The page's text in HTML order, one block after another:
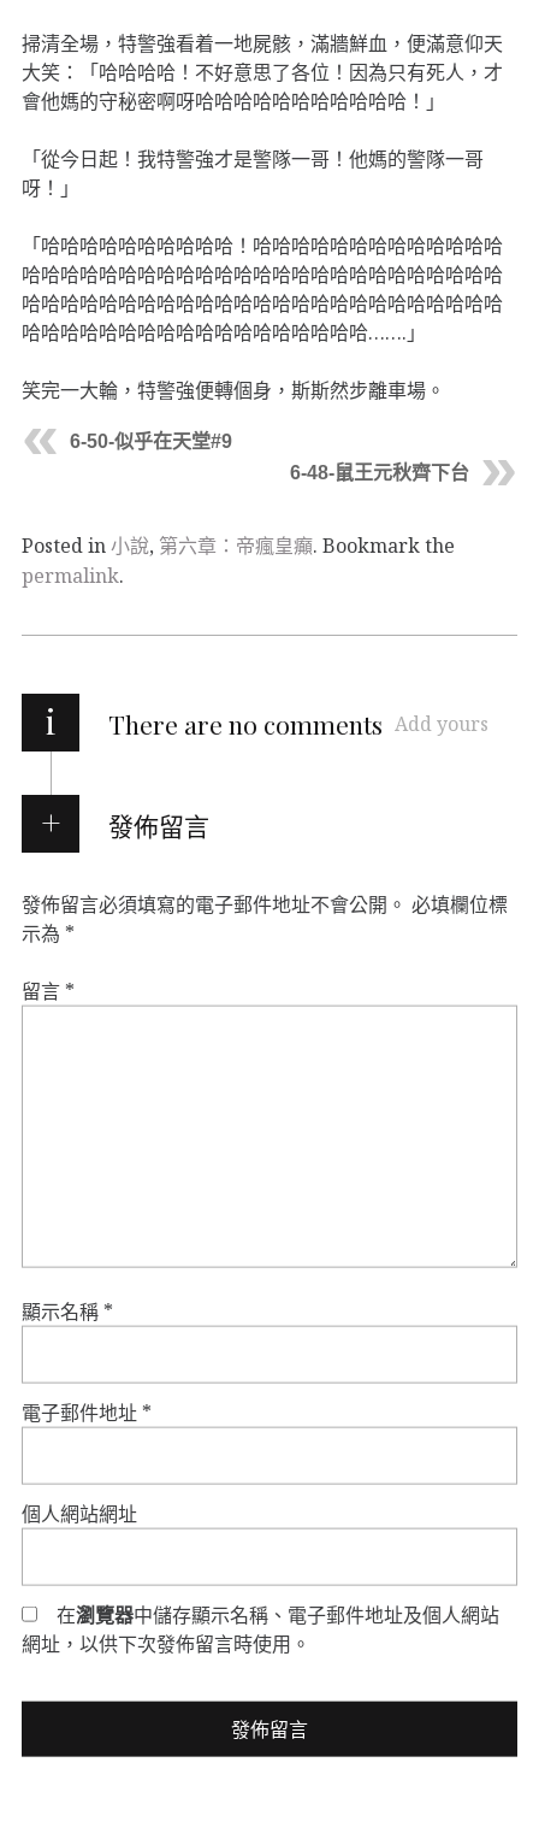
掃清全場，特警強看着一地屍骸，滿牆鮮血，便滿意仰天
大笑：「哈哈哈哈！不好意思了各位！因為只有死人，才
會他媽的守秘密啊呀哈哈哈哈哈哈哈哈哈哈哈！」
「從今日起！我特警強才是警隊一哥！他媽的警隊一哥
呀！」
「哈哈哈哈哈哈哈哈哈哈！哈哈哈哈哈哈哈哈哈哈哈哈哈
哈哈哈哈哈哈哈哈哈哈哈哈哈哈哈哈哈哈哈哈哈哈哈哈哈
哈哈哈哈哈哈哈哈哈哈哈哈哈哈哈哈哈哈哈哈哈哈哈哈哈
哈哈哈哈哈哈哈哈哈哈哈哈哈哈哈哈哈哈…….」
笑完一大輪，特警強便轉個身，斯斯然步離車場。
6-50-似乎在天堂#9
6-48-鼠王元秋齊下台
Posted in小說, 第六章：帝瘋皇癲. Bookmark the
permalink.
i There are no comments Add yours
發佈留言
發佈留言必須填寫的電子郵件地址不會公開。 必填欄位標
示為 *
留言 *
顯示名稱 *
電子郵件地址 *
個人網站網址
在瀏覽器中儲存顯示名稱、電子郵件地址及個人網站
網址，以供下次發佈留言時使用。